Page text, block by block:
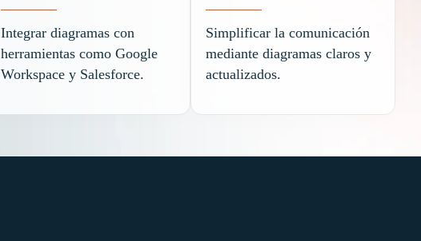
Integrar diagramas con
herramientas como Google
Workspace y Salesforce.
Simplificar la comunicación
mediante diagramas claros y
actualizados.